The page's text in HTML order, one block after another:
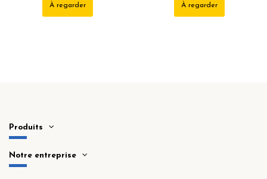
À regarder À regarder
Produits
Notre entreprise